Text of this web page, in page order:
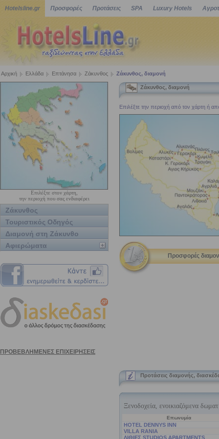
Hotelsline.gr Προσφορές Προτάσεις SPA Luxury Hotels
Αρχική Ελλάδα Επτάνησα Ζάκυνθος Ζάκυνθος, διαμονή
Επιλέξτε στον χάρτη,
την περιοχή που σας ενδιαφέρει
Ζάκυνθος
Τουριστικός Οδηγός
Διαμονή στη Ζάκυνθο
Αφιερώματα
Ζάκυνθος, διαμονή
Επιλέξτε την περιοχή από τον χάρτη ή
Προσφορές
Προτάσεις διαμονής,